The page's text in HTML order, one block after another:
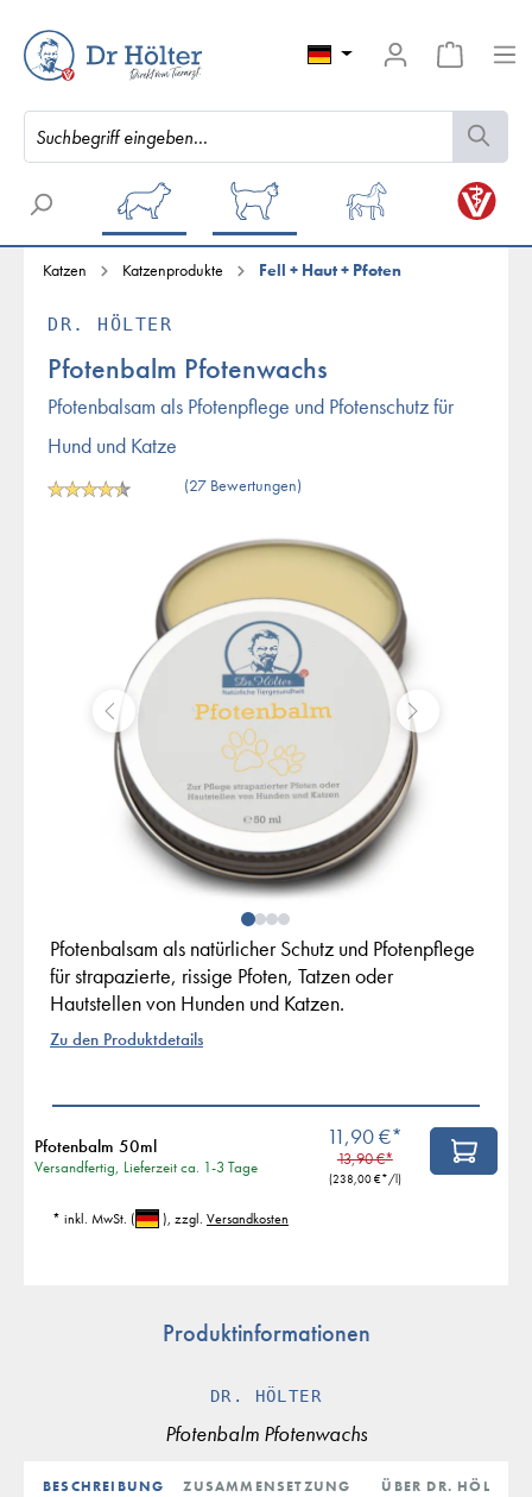
Katzen Katzenprodukte Fell + Haut + Pfoten
DR. HÖLTER
Pfotenbalm Pfotenwachs
Pfotenbalsam als Pfotenpflege und Pfotenschutz für
Hund und Katze
(27 Bewertungen)
Pfotenbalsam als natürlicher Schutz und Pfotenpflege
für strapazierte, rissige Pfoten, Tatzen oder
Hautstellen von Hunden und Katzen.
Zu den Produktdetails
Pfotenbalm 50ml
Versandfertig, Lieferzeit ca. 1-3 Tage
11,90 €*
13,90 €*
(238,00 €*/l)
* inkl. MwSt. ( ), zzgl. Versandkosten
Produktinformationen
DR. HÖLTER
Pfotenbalm Pfotenwachs
BESCHREIBUNG ÜBER DR. HÖLTER
ZUSAMMENSETZUNG